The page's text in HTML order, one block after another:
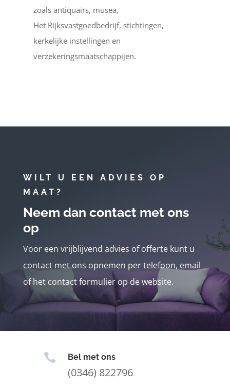
zoals antiquairs, musea,
Het Rijksvastgoedbedrijf, stichtingen,
kerkelijke instellingen en
verzekeringsmaatschappijen.
WILT U EEN ADVIES OP
MAAT?
Neem dan contact met ons
op
Voor een vrijblijvend advies of offerte kunt u
contact met ons opnemen per telefoon, email
of het contact formulier op de website.
 Bel met ons
(0346) 822796